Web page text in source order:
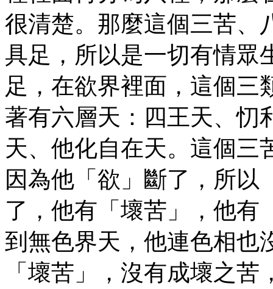
很清楚。那麼這個三苦、
具足，所以是一切有情眾
足，在欲界裡面，這個三
著有六層天：四王天、忉
天、他化自在天。這個三
因為他「欲」斷了，所以
了，他有「壞苦」，他有
到無色界天，他連色相也
「壞苦」，沒有成壞之